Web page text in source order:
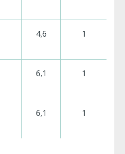
4,6 1
6,1 1
6,1 1